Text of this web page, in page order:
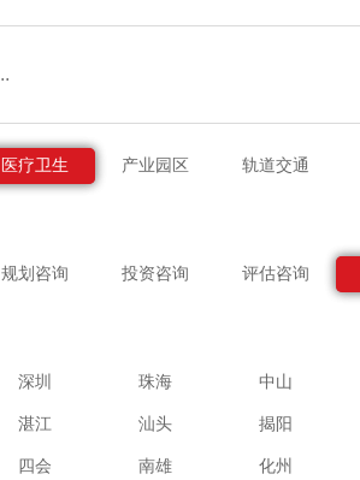
医疗卫生 产业园区 轨道交通
规划咨询 投资咨询 评估咨询
深圳 珠海 中山
湛江 汕头 揭阳
四会 南雄 化州